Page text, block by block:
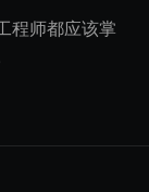
程师都应该掌